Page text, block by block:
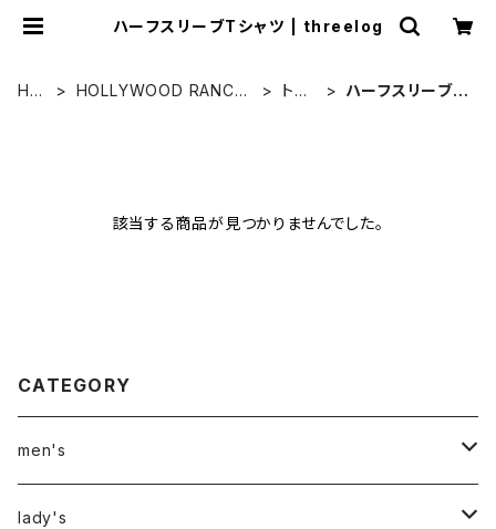
ハーフスリーブTシャツ | threelog
HO
HOLLYWOOD RANCH
トッ
ハーフスリーブT
該当する商品が見つかりませんでした。
CATEGORY
men's
アウター
lady's